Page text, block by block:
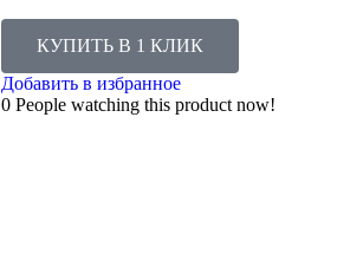
КУПИТЬ В 1 КЛИК
Добавить в избранное
0 People watching this product now!